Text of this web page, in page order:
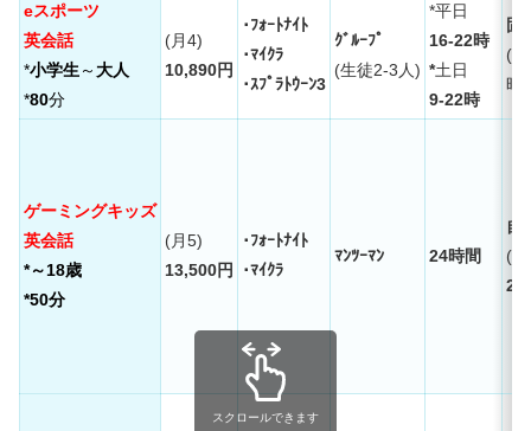
eスポーツ
英会話
*小学生～大人
*80分
(月4)
10,890円
･ﾌｫｰﾄﾅｲﾄ
･ﾏｲｸﾗ
･ｽﾌﾟﾗﾄｳｰﾝ3
ｸﾞﾙｰﾌﾟ
(生徒2-3人)
*平日
16-22時
*土日
9-22時
固
(
時
ゲーミングキッズ
英会話
*～18歳
*50分
(月5)
13,500円
･ﾌｫｰﾄﾅｲﾄ
･ﾏｲｸﾗ
ﾏﾝﾂｰﾏﾝ 24時間
自
(
2
スクロールできます